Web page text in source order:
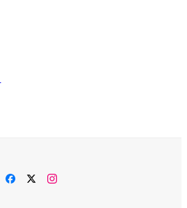
Facebook
TwitterInstagram